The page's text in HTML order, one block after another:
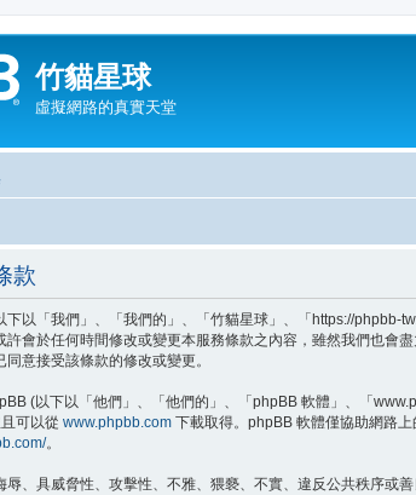
竹貓星球
虛擬網路的真實天堂
款
下以「我們」、「我們的」、「竹貓星球」、「https://
許會於任何時間修改或變更本服務條款之內容，雖然我們也會
意接受該條款的修改或變更。
(以下以「他們」、「他們的」、「phpBB 軟體」、「
可以從 www.phpbb.com 下載取得。phpBB 軟體僅協助網路
。
辱、具威脅性、攻擊性、不雅、猥褻、不實、違反公共秩序或